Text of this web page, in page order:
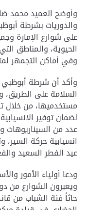
وأوضح العميد محمد
والدوريات بشرطة
على شوارع الإمارة
الحيوية، والمناطق
وفي أماكن التجمهر
وأكد أن شرطة
السلامة على الطريق،
مستخدميها، من خلال
لضمان توفير
عدد من
انسيابية حركة السير،
عيد الفطر السعيد
ودعا أولياء الأمور
ويعبرون الشوارع من
حاثاً فئة الشباب من